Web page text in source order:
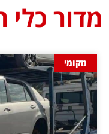
מדור כלי
מקומי